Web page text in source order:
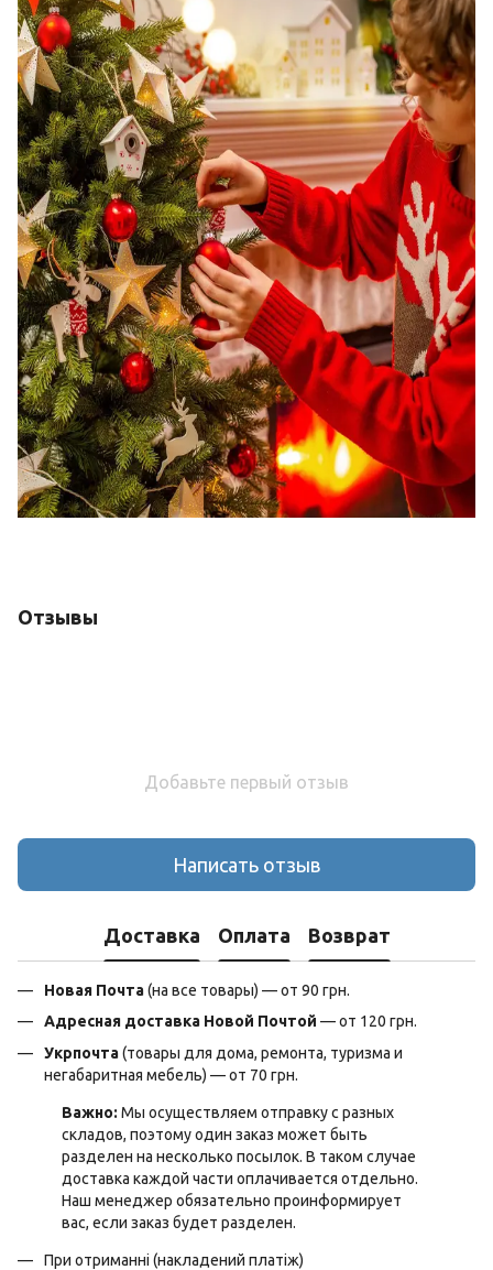
Отзывы
Добавьте первый отзыв
Написать отзыв
Доставка Оплата Возврат
Новая Почта(на все товары) — от 90 грн.
Адресная доставка Новой Почтой — от 120 грн.
Укрпочта(товары для дома, ремонта, туризма и
негабаритная мебель) — от 70 грн.
Важно: Мы осуществляем отправку с разных
складов, поэтому один заказ может быть
разделен на несколько посылок. В таком случае
доставка каждой части оплачивается отдельно.
Наш менеджер обязательно проинформирует
вас, если заказ будет разделен.
При отриманні (накладений платіж)